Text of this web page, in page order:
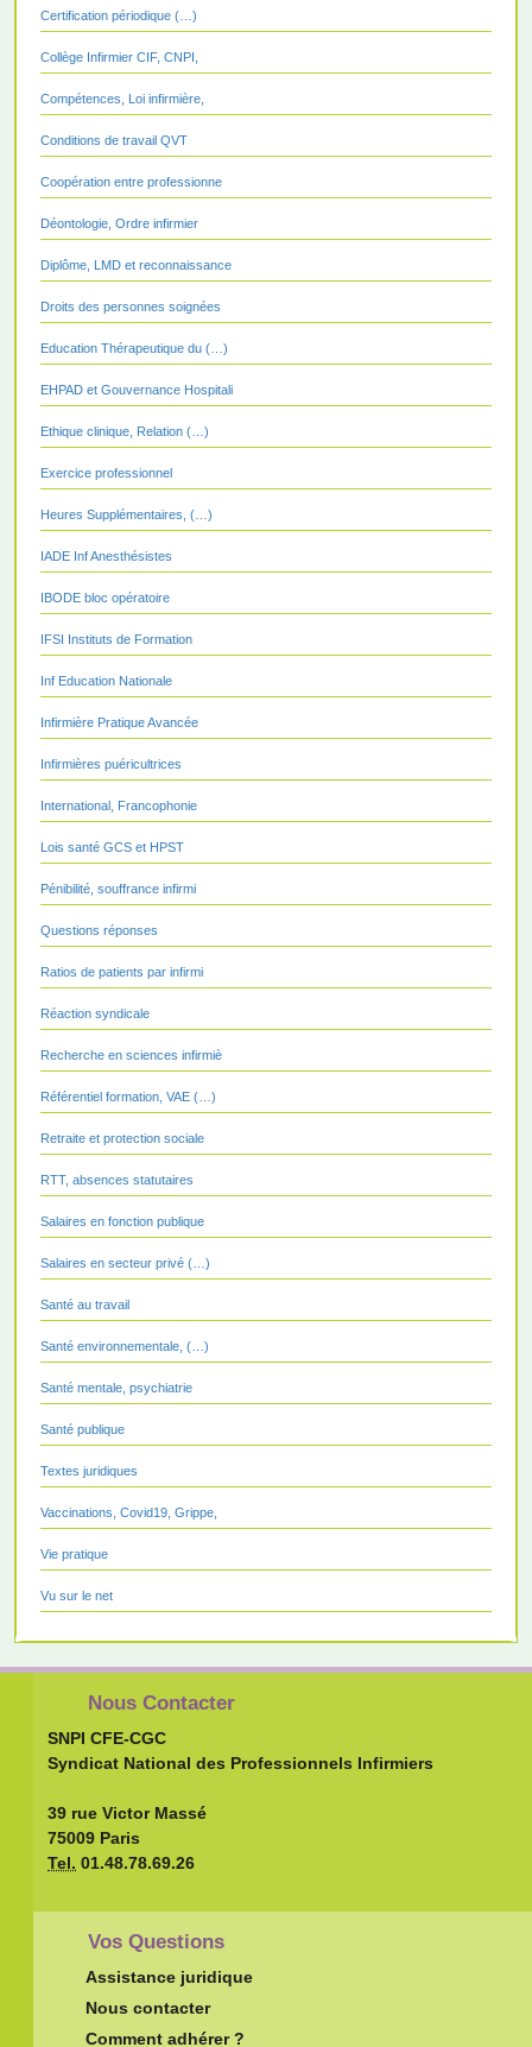
Certification périodique (…)
Collège Infirmier CIF, CNPI,
Compétences, Loi infirmière,
Conditions de travail QVT
Coopération entre professionne
Déontologie, Ordre infirmier
Diplôme, LMD et reconnaissance
Droits des personnes soignées
Education Thérapeutique du (…)
EHPAD et Gouvernance Hospitali
Ethique clinique, Relation (…)
Exercice professionnel
Heures Supplémentaires, (…)
IADE Inf Anesthésistes
IBODE bloc opératoire
IFSI Instituts de Formation
Inf Education Nationale
Infirmière Pratique Avancée
Infirmières puéricultrices
International, Francophonie
Lois santé GCS et HPST
Pénibilité, souffrance infirmi
Questions réponses
Ratios de patients par infirmi
Réaction syndicale
Recherche en sciences infirmiè
Référentiel formation, VAE (…)
Retraite et protection sociale
RTT, absences statutaires
Salaires en fonction publique
Salaires en secteur privé (…)
Santé au travail
Santé environnementale, (…)
Santé mentale, psychiatrie
Santé publique
Textes juridiques
Vaccinations, Covid19, Grippe,
Vie pratique
Vu sur le net
Nous Contacter
SNPI CFE-CGC
Syndicat National des Professionnels Infirmiers
39 rue Victor Massé
75009 Paris
Tel. 01.48.78.69.26
Vos Questions
Assistance juridique
Nous contacter
Comment adhérer ?